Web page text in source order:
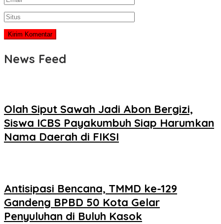
News Feed
Olah Siput Sawah Jadi Abon Bergizi,
Siswa ICBS Payakumbuh Siap Harumkan
Nama Daerah di FIKSI
Antisipasi Bencana, TMMD ke-129
Gandeng BPBD 50 Kota Gelar
Penyuluhan di Buluh Kasok